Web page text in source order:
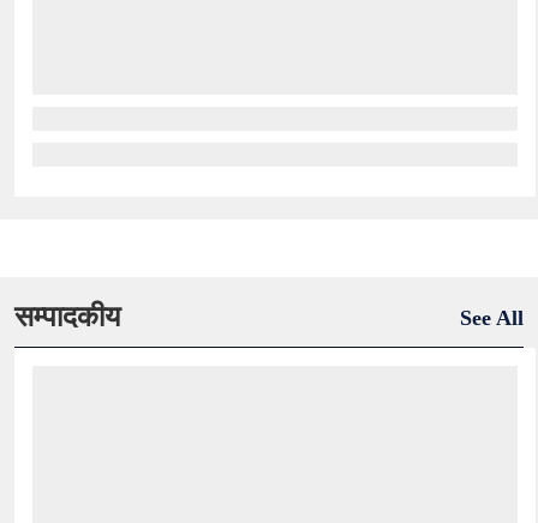
सम्पादकीय See All